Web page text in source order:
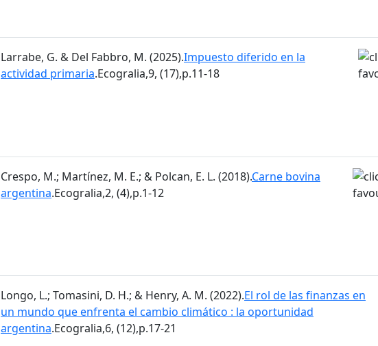
Larrabe, G. & Del Fabbro, M. (2025).Impuesto diferido en la
actividad primaria.Ecogralia,9, (17),p.11-18
Crespo, M.; Martínez, M. E.; & Polcan, E. L. (2018).Carne bovina
argentina.Ecogralia,2, (4),p.1-12
Longo, L.; Tomasini, D. H.; & Henry, A. M. (2022).El rol de las finanzas en
un mundo que enfrenta el cambio climático : la oportunidad
argentina.Ecogralia,6, (12),p.17-21